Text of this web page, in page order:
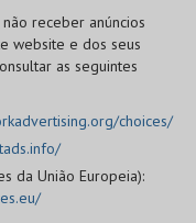
receber anúncios
website e dos seus
as seguintes
choices/
da União Europeia):